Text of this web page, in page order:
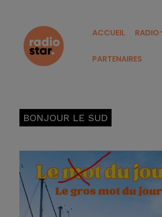
ACCUEIL RADIO
PARTENAIRES
BONJOUR LE SUD